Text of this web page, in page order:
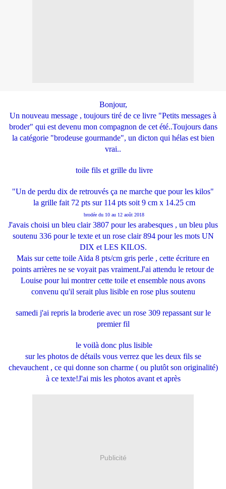
Bonjour,
Un nouveau message , toujours tiré de ce livre "Petits messages à
broder" qui est devenu mon compagnon de cet été..Toujours dans
la catégorie "brodeuse gourmande", un dicton qui hélas est bien
vrai..
toile fils et grille du livre
"Un de perdu dix de retrouvés ça ne marche que pour les kilos"
la grille fait 72 pts sur 114 pts soit 9 cm x 14.25 cm
brodée du 10 au 12 août 2018
J'avais choisi un bleu clair 3807 pour les arabesques , un bleu plus
soutenu 336 pour le texte et un rose clair 894 pour les mots UN
DIX et LES KILOS.
Mais sur cette toile Aïda 8 pts/cm gris perle , cette écriture en
points arrières ne se voyait pas vraiment.J'ai attendu le retour de
Louise pour lui montrer cette toile et ensemble nous avons
convenu qu'il serait plus lisible en rose plus soutenu
samedi j'ai repris la broderie avec un rose 309 repassant sur le
premier fil
le voilà donc plus lisible
sur les photos de détails vous verrez que les deux fils se
chevauchent , ce qui donne son charme ( ou plutôt son originalité)
à ce texte!J'ai mis les photos avant et après
Publicité